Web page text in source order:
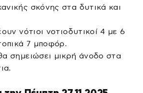
σκόνης στα δυτικά και
νότιοι νοτιοδυτικοί 4 με 6
7 μποφόρ.
σημειώσει μικρή άνοδο στα